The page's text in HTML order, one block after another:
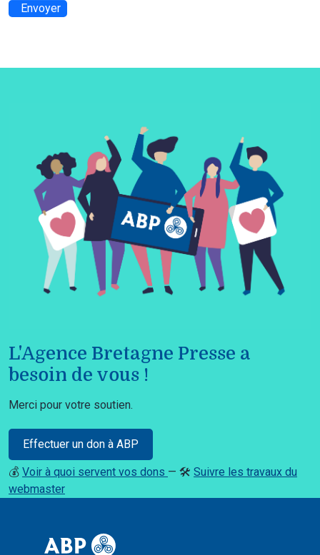
Envoyer
L'Agence Bretagne Presse a
besoin de vous !
Merci pour votre soutien.
Effectuer un don à ABP
💰 Voir à quoi servent vos dons — 🛠️ Suivre les travaux du
webmaster